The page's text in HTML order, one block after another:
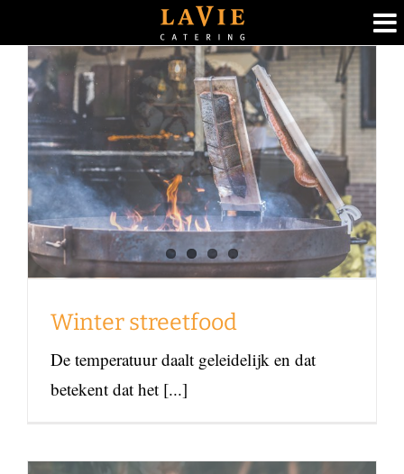
inhoud
Winter streetfood
Foodblog
Winter streetfood
De temperatuur daalt geleidelijk en dat
betekent dat het [...]